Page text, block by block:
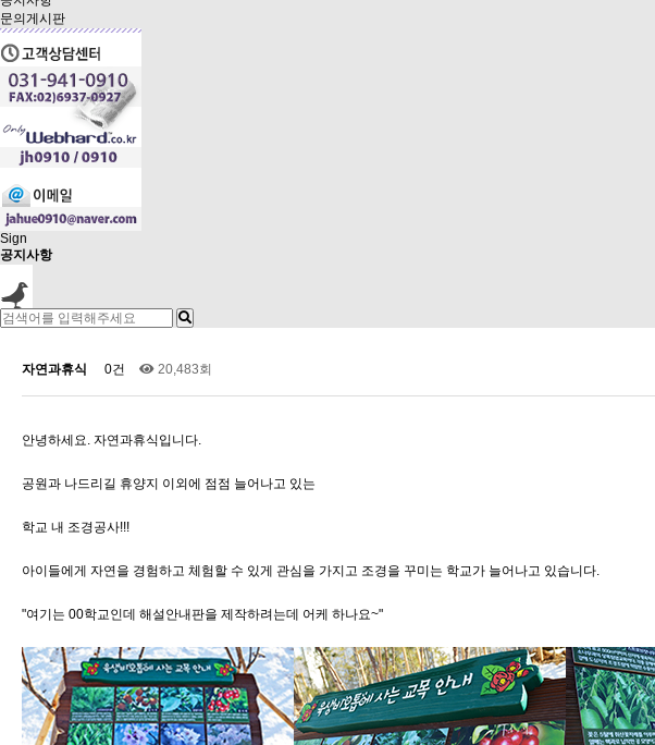
문의게시판
Sign
공지사항
자연과휴식 0건 20,483회
안녕하세요. 자연과휴식입니다.
공원과 나드리길 휴양지 이외에 점점 늘어나고 있는
학교 내 조경공사!!!
아이들에게 자연을 경험하고 체험할 수 있게 관심을 가지고 조경을 꾸미는 학교가 늘어나고 있습니다.
"여기는 00학교인데 해설안내판을 제작하려는데 어케 하나요~"